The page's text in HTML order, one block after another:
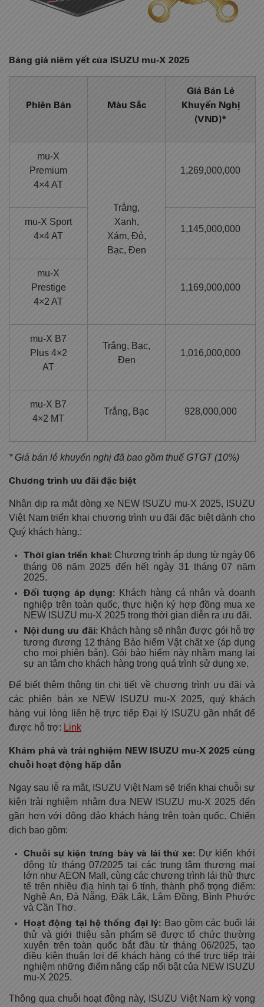
Bảng giá niêm yết của ISUZU mu-X 2025
Phiên Bản Màu Sắc
Giá Bán Lẻ
Khuyến Nghị
(VND)*
mu-X
Premium
4×4 AT
Trắng,
Xanh,
Xám, Đỏ,
Bạc, Đen
1,269,000,000
mu-X Sport
4×4 AT
1,145,000,000
mu-X
Prestige
4×2 AT
1,169,000,000
mu-X B7
Plus 4×2
AT
Trắng, Bạc,
Đen
1,016,000,000
mu-X B7
4×2 MT
Trắng, Bạc 928,000,000
* Giá bán lẻ khuyến nghị đã bao gồm thuế GTGT (10%)
Chương trình ưu đãi đặc biệt
Nhân dịp ra mắt dòng xe NEW ISUZU mu-X 2025, ISUZU
Việt Nam triển khai chương trình ưu đãi đặc biệt dành cho
Quý khách hàng.:
Thời gian triển khai:Chương trình áp dụng từ ngày 06
tháng 06 năm 2025 đến hết ngày 31 tháng 07 năm
2025.
Đối tượng áp dụng: Khách hàng cá nhân và doanh
nghiệp trên toàn quốc, thực hiện ký hợp đồng mua xe
NEW ISUZU mu-X 2025 trong thời gian diễn ra ưu đãi.
Nội dung ưu đãi:Khách hàng sẽ nhận được gói hỗ trợ
tương đương 12 tháng Bảo hiểm Vật chất xe (áp dụng
cho mọi phiên bản). Gói bảo hiểm này nhằm mang lại
sự an tâm cho khách hàng trong quá trình sử dụng xe.
Để biết thêm thông tin chi tiết về chương trình ưu đãi và
các phiên bản xe NEW ISUZU mu-X 2025, quý khách
hàng vui lòng liên hệ trực tiếp Đại lý ISUZU gần nhất để
được hỗ trợ: Link
Khám phá và trải nghiệm NEW ISUZU mu-X 2025 cùng
chuỗi hoạt động hấp dẫn
Ngay sau lễ ra mắt, ISUZU Việt Nam sẽ triển khai chuỗi sự
kiện trải nghiệm nhằm đưa NEW ISUZU mu-X 2025 đến
gần hơn với đông đảo khách hàng trên toàn quốc. Chiến
dịch bao gồm:
Chuỗi sự kiện trưng bày và lái thử xe: Dự kiến khởi
động từ tháng 07/2025 tại các trung tâm thương mại
lớn như AEON Mall, cùng các chương trình lái thử thực
tế trên nhiều địa hình tại 6 tỉnh, thành phố trọng điểm:
Nghệ An, Đà Nẵng, Đắk Lắk, Lâm Đồng, Bình Phước
và Cần Thơ.
Hoạt động tại hệ thống đại lý: Bao gồm các buổi lái
thử và giới thiệu sản phẩm sẽ được tổ chức thường
xuyên trên toàn quốc bắt đầu từ tháng 06/2025, tạo
điều kiện thuận lợi để khách hàng có thể trực tiếp trải
nghiệm những điểm nâng cấp nổi bật của NEW ISUZU
mu-X 2025.
Thông qua chuỗi hoạt động này, ISUZU Việt Nam kỳ vọng